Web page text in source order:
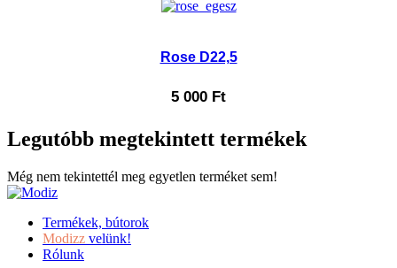
Rose D22,5
5 000 Ft
Legutóbb megtekintett termékek
Még nem tekintettél meg egyetlen terméket sem!
Termékek, bútorok
Modizz velünk!
Rólunk